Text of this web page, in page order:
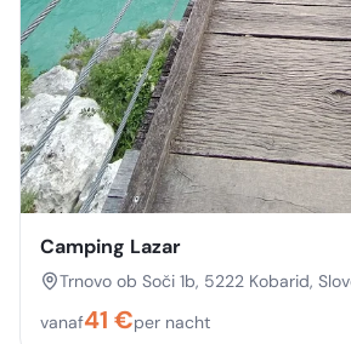
Camping Lazar
Trnovo ob Soči 1b, 5222 Kobarid,
vanaf41 €per nacht